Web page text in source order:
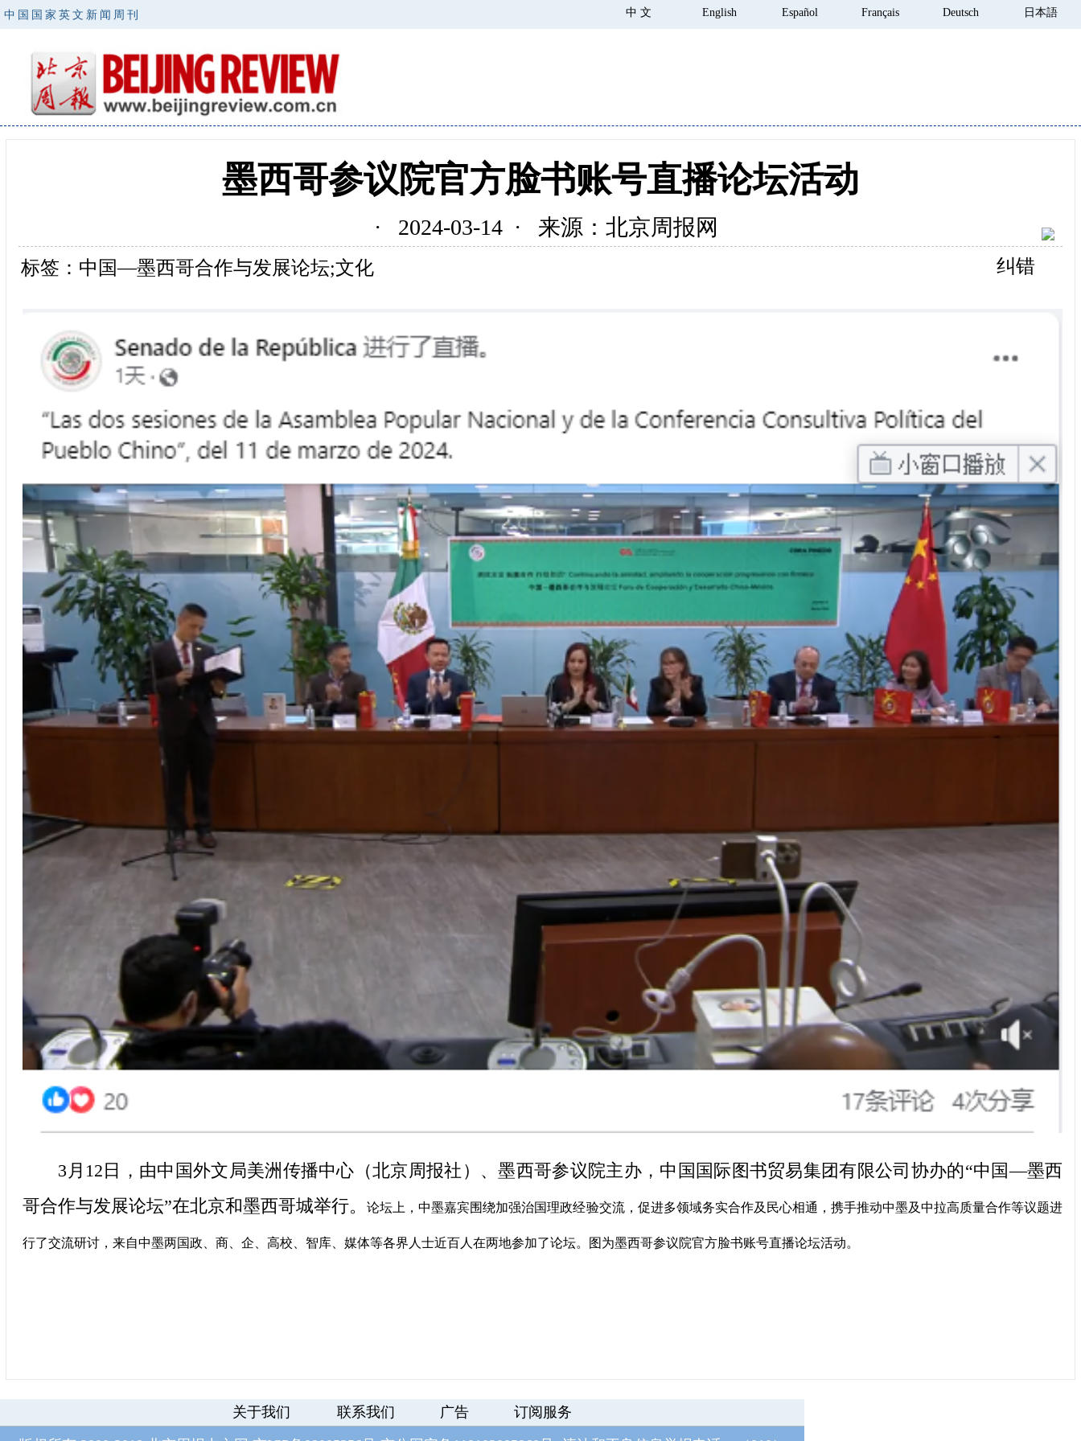
中国国家英文新闻周刊 日本語
Deutsch
Français
Español
English
中 文
墨西哥参议院官方脸书账号直播论坛活动
· 2024-03-14 · 来源：北京周报网
标签：中国—墨西哥合作与发展论坛;文化 纠错
3月12日，由中国外文局美洲传播中心（北京周报社）、墨西哥参议院主办，中国国际图书贸易集团有限公司协办的“中国—墨西
哥合作与发展论坛”在北京和墨西哥城举行。论坛上，中墨嘉宾围绕加强治国理政经验交流，促进多领域务实合作及民心相通，携手推动中墨及中拉高质量合作等议题进
行了交流研讨，来自中墨两国政、商、企、高校、智库、媒体等各界人士近百人在两地参加了论坛。 图为墨西哥参议院官方脸书账号直播论坛活动。
关于我们 联系我们 广告 订阅服务